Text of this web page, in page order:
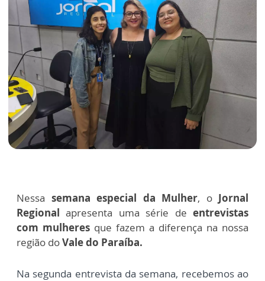
Nessa semana especial da Mulher, o Jornal
Regionalapresenta uma série deentrevistas
com mulheres que fazem a diferença na nossa
região doVale do Paraíba.
Na segunda entrevista da semana, recebemos ao